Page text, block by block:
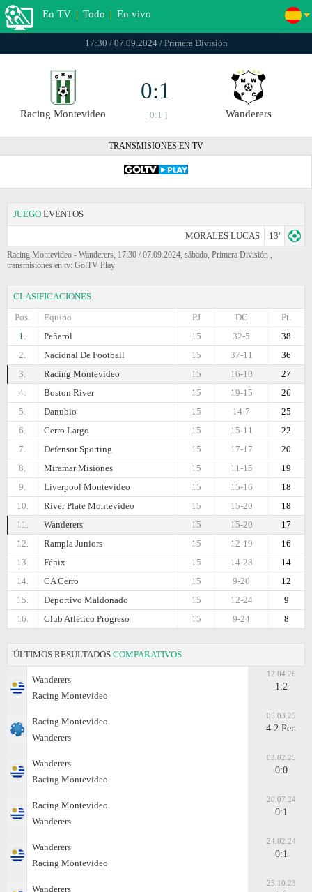
En TV | Todo | En vivo
17:30 / 07.09.2024 / Primera División
Racing Montevideo
0:1
[ 0:1 ] Wanderers
TRANSMISIONES EN TV
JUEGO EVENTOS
MORALES LUCAS 13'
Racing Montevideo - Wanderers, 17:30 / 07.09.2024, sábado, Primera División ,
transmisiones en tv: GolTV Play
CLASIFICACIONES
Pos.
Equipo Pt.
DG
PJ
1.
Peñarol 38
32-5
15
2.
Nacional De Football 36
37-11
15
3.
Racing Montevideo 27
16-10
15
4.
Boston River 26
19-15
15
5.
Danubio 25
14-7
15
6.
Cerro Largo 22
15-11
15
7.
Defensor Sporting 20
17-17
15
8.
Miramar Misiones 19
11-15
15
9.
Liverpool Montevideo 18
15-16
15
10.
River Plate Montevideo 18
15-20
15
11.
Wanderers 17
15-20
15
12.
Rampla Juniors 16
12-19
15
13.
Fénix 14
14-28
15
14.
CA Cerro 12
9-20
15
15.
Deportivo Maldonado 9
12-24
15
16.
Club Atlético Progreso 8
9-24
15
ÚLTIMOS RESULTADOS COMPARATIVOS
Wanderers
Racing Montevideo
12.04.26
1:2
Racing Montevideo
Wanderers
05.03.25
4:2 Pen
Wanderers
Racing Montevideo
03.02.25
0:0
Racing Montevideo
Wanderers
20.07.24
0:1
Wanderers
Racing Montevideo
24.02.24
0:1
Wanderers
25.10.23